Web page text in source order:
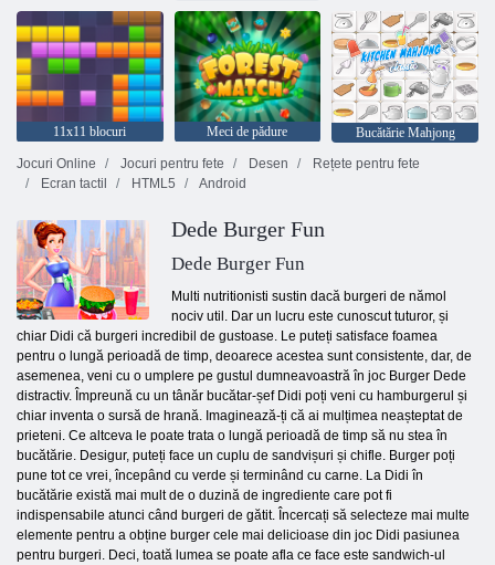
11x11 blocuri Meci de pădure
Bucătărie Mahjong
Jocuri Online
Jocuri pentru fete Desen
Rețete pentru fete
Ecran tactil
HTML5 Android
Dede Burger Fun
Dede Burger Fun
Multi nutritionisti sustin dacă burgeri de nămol
nociv util. Dar un lucru este cunoscut tuturor, și
chiar Didi că burgeri incredibil de gustoase. Le puteți satisface foamea
pentru o lungă perioadă de timp, deoarece acestea sunt consistente, dar, de
asemenea, veni cu o umplere pe gustul dumneavoastră în joc Burger Dede
distractiv. Împreună cu un tânăr bucătar-șef Didi poți veni cu hamburgerul și
chiar inventa o sursă de hrană. Imaginează-ți că ai mulțimea neașteptat de
prieteni. Ce altceva le poate trata o lungă perioadă de timp să nu stea în
bucătărie. Desigur, puteți face un cuplu de sandvișuri și chifle. Burger poți
pune tot ce vrei, începând cu verde și terminând cu carne. La Didi în
bucătărie există mai mult de o duzină de ingrediente care pot fi
indispensabile atunci când burgeri de gătit. Încercați să selecteze mai multe
elemente pentru a obține burger cele mai delicioase din joc Didi pasiunea
pentru burgeri. Deci, toată lumea se poate afla ce face este sandwich-ul